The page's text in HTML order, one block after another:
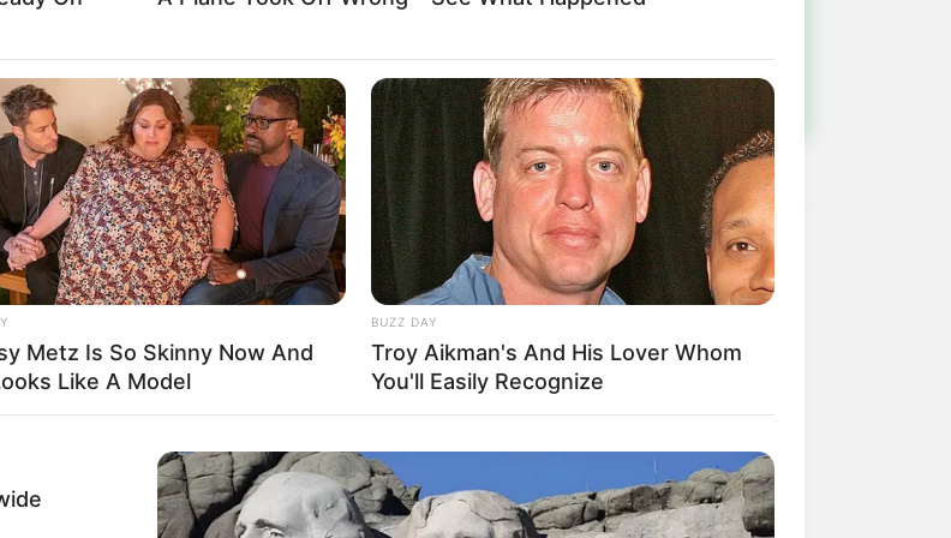
real sobre as principais notícias de Paraguaçu Paulista e região
entrar no grupo
Metz Is So Skinny Now And
Like A Model
BUZZ DAY
Troy Aikman's And His Lover Whom
You'll Easily Recognize